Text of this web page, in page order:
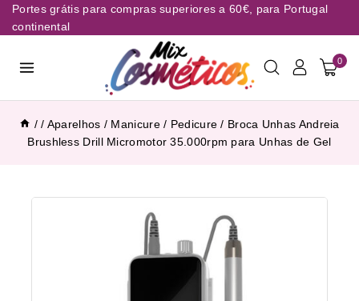
Portes grátis para compras superiores a 60€, para Portugal
continental
0
/ / Aparelhos / Manicure / Pedicure / Broca Unhas Andreia
Brushless Drill Micromotor 35.000rpm para Unhas de Gel